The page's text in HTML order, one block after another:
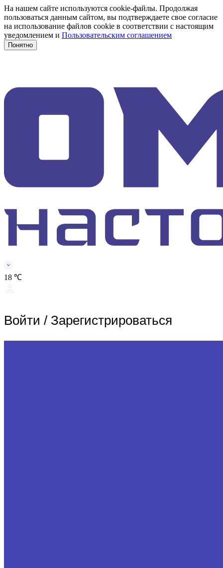
На нашем сайте используются cookie-файлы. Продолжая
пользоваться данным сайтом, вы подтверждаете свое согласие
на использование файлов cookie в соответствии с настоящим
уведомлением и Пользовательским соглашением
Понятно
18 ℃
Войти / Зарегистрироваться